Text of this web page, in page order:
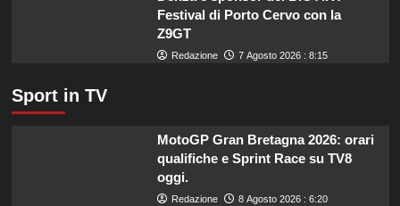
Festival di Porto Cervo con la
Z9GT
Redazione 7 Agosto 2026 : 8:15
Sport in TV
MotoGP Gran Bretagna 2026: orari
qualifiche e Sprint Race su TV8
oggi.
Redazione 8 Agosto 2026 : 6:20